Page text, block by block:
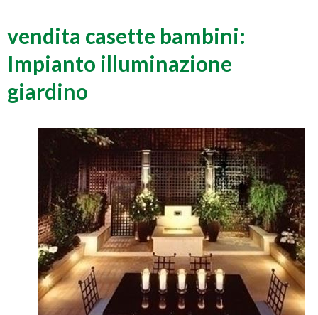
vendita casette bambini:
Impianto illuminazione
giardino